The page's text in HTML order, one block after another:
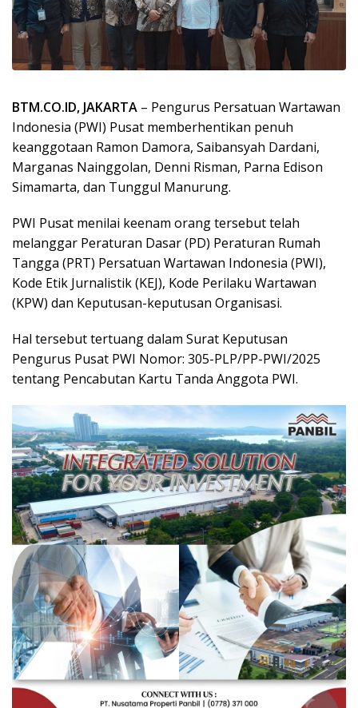
BTM.CO.ID, JAKARTA – Pengurus Persatuan Wartawan
Indonesia (PWI) Pusat memberhentikan penuh
keanggotaan Ramon Damora, Saibansyah Dardani,
Marganas Nainggolan, Denni Risman, Parna Edison
Simamarta, dan Tunggul Manurung.
PWI Pusat menilai keenam orang tersebut telah
melanggar Peraturan Dasar (PD) Peraturan Rumah
Tangga (PRT) Persatuan Wartawan Indonesia (PWI),
Kode Etik Jurnalistik (KEJ), Kode Perilaku Wartawan
(KPW) dan Keputusan-keputusan Organisasi.
Hal tersebut tertuang dalam Surat Keputusan
Pengurus Pusat PWI Nomor: 305-PLP/PP-PWI/2025
tentang Pencabutan Kartu Tanda Anggota PWI.